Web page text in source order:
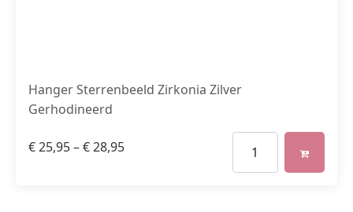
Hanger Sterrenbeeld Zirkonia Zilver
Gerhodineerd
€25,95–€28,95